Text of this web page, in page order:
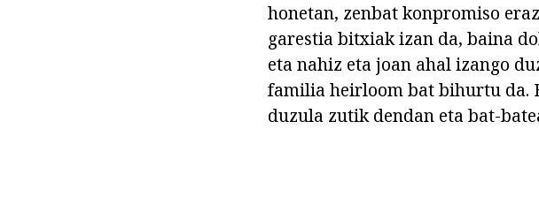
honetan, zenbat konpromiso
garestia bitxiak izan da, baina
eta nahiz eta joan ahal izango
familia heirloom bat bihurtu da.
duzula zutik dendan eta bat-